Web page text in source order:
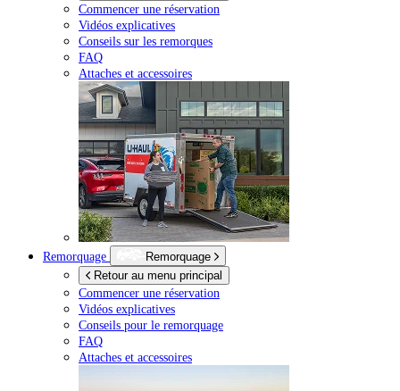
Commencer une réservation
Vidéos explicatives
Conseils sur les remorques
FAQ
Attaches et accessoires
Remorquage
Remorquage
Retour au menu principal
Commencer une réservation
Vidéos explicatives
Conseils pour le remorquage
FAQ
Attaches et accessoires